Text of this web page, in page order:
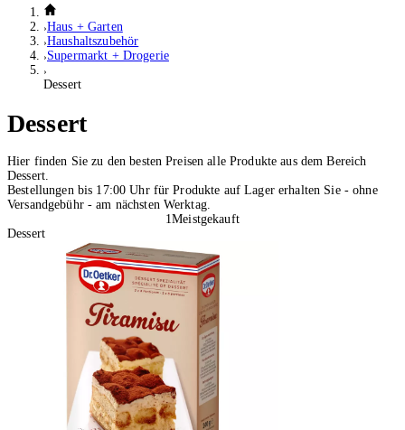
Haus + Garten
Haushaltszubehör
Supermarkt + Drogerie
Dessert
Dessert
Hier finden Sie zu den besten Preisen alle Produkte aus dem Bereich
Dessert.
Bestellungen bis 17:00 Uhr für Produkte auf Lager erhalten Sie - ohne
Versandgebühr - am nächsten Werktag.
1Meistgekauft
Dessert